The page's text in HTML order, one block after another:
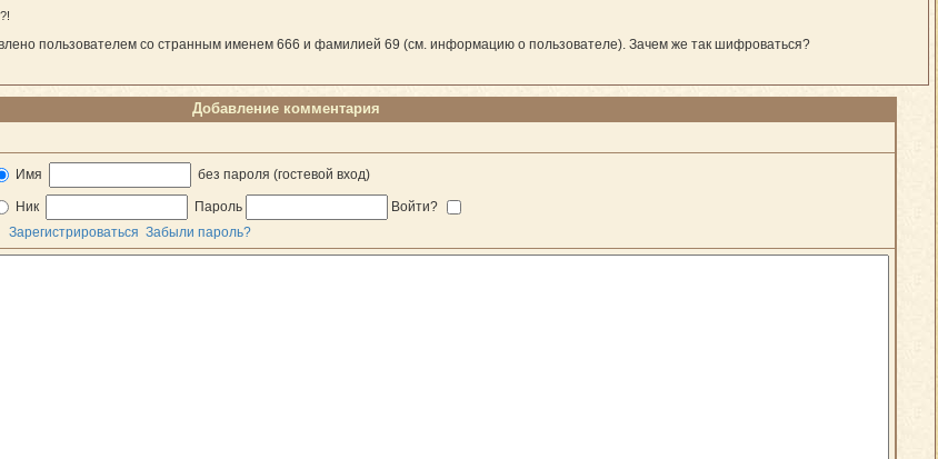
пользователем со странным именем 666 и фамилией 69 (см. информацию о пользователе). Зачем же так шифроваться?
Добавление комментария
Имя без пароля (гостевой вход)
Ник Пароль
Войти?
Зарегистрироваться Забыли пароль?